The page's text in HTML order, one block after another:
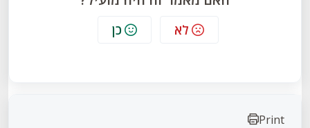
לא כן
Print